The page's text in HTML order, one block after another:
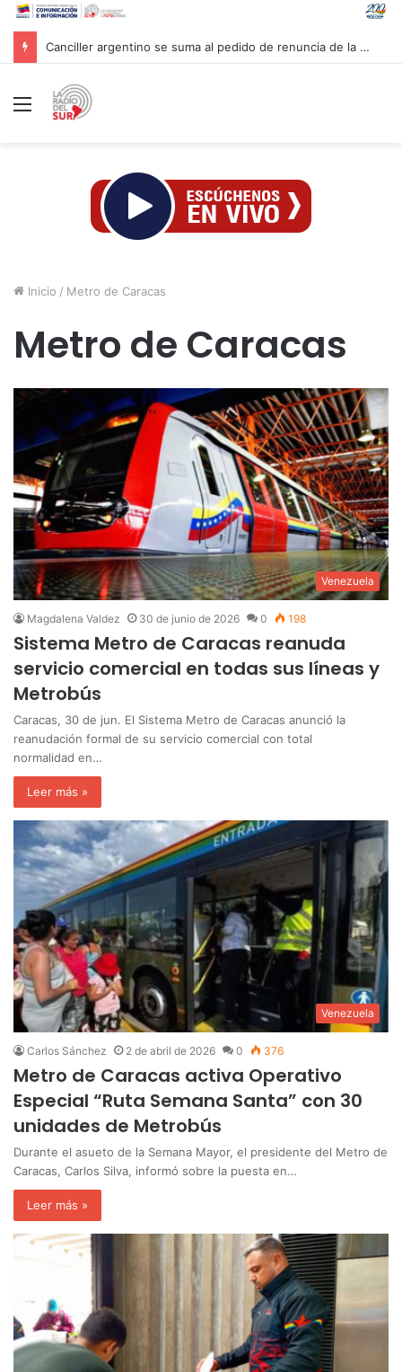
Venezuela y la firma global Miyamoto International evalúan proyectos para reforzar la resiliencia sísmica nacional
Menú
Inicio / Metro de Caracas
Metro de Caracas
Venezuela
Magdalena Valdez 30 de junio de 2026 0 198
Sistema Metro de Caracas reanuda
servicio comercial en todas sus líneas y
Metrobús
Caracas, 30 de jun. El Sistema Metro de Caracas anunció la
reanudación formal de su servicio comercial con total
normalidad en…
Leer más »
Venezuela
Carlos Sánchez 2 de abril de 2026 0 376
Metro de Caracas activa Operativo
Especial “Ruta Semana Santa” con 30
unidades de Metrobús
Durante el asueto de la Semana Mayor, el presidente del Metro de
Caracas, Carlos Silva, informó sobre la puesta en…
Leer más »